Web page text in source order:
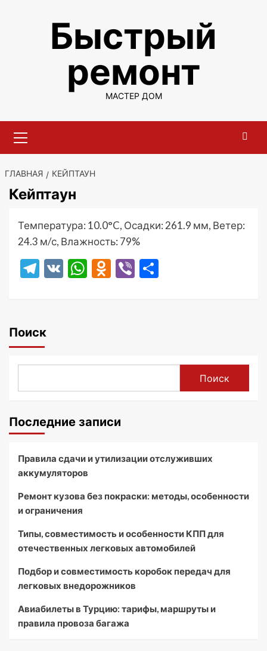
содержимомуБыстрый
ремонт
МАСТЕР ДОМ
меню
ГЛАВНАЯ КЕЙПТАУН
Кейптаун
Температура: 10.0°C, Осадки: 261.9 мм, Ветер:
24.3 м/с, Влажность: 79%
Telegram
VK WhatsApp
Odnoklassniki
Viber
Поиск
Поиск
Последние записи
Правила сдачи и утилизации отслуживших
аккумуляторов
Ремонт кузова без покраски: методы, особенности
и ограничения
Типы, совместимость и особенности КПП для
отечественных легковых автомобилей
Подбор и совместимость коробок передач для
легковых внедорожников
Авиабилеты в Турцию: тарифы, маршруты и
правила провоза багажа